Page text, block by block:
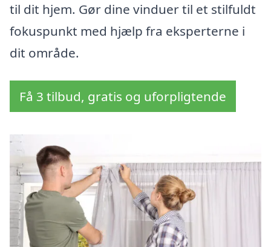
til dit hjem. Gør dine vinduer til et stilfuldt
fokuspunkt med hjælp fra eksperterne i
dit område.
Få 3 tilbud, gratis og uforpligtende